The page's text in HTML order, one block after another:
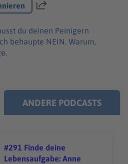
Teilen
du deinen Peinigern
behaupte NEIN. Warum,
ANDERE PODCASTS
#291 Finde deine
Lebensaufgabe: Anne